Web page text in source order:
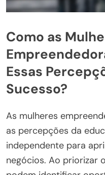
Como as
Essas
Sucesso?
As mulheres
as percepções da
independente para
negócios. Ao priorizar